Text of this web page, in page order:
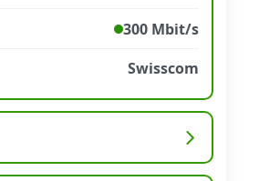
300 Mbit/s
Swisscom